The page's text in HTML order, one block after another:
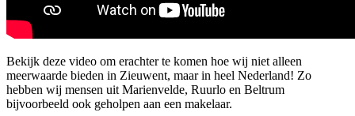
Bekijk deze video om erachter te komen hoe wij niet alleen
meerwaarde bieden in Zieuwent, maar in heel Nederland! Zo
hebben wij mensen uit Marienvelde, Ruurlo en Beltrum
bijvoorbeeld ook geholpen aan een makelaar.